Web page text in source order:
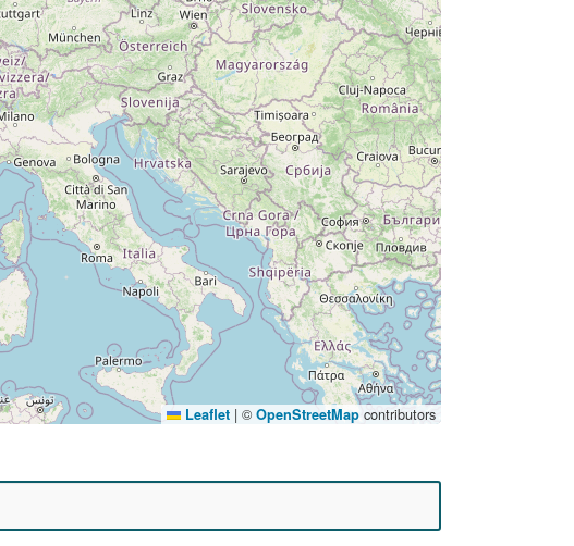
Leaflet | © OpenStreetMap contributors